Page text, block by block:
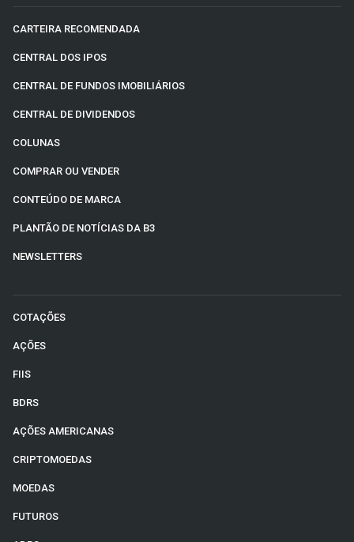
CARTEIRA RECOMENDADA
CENTRAL DOS IPOS
CENTRAL DE FUNDOS IMOBILIÁRIOS
CENTRAL DE DIVIDENDOS
COLUNAS
COMPRAR OU VENDER
CONTEÚDO DE MARCA
PLANTÃO DE NOTÍCIAS DA B3
NEWSLETTERS
COTAÇÕES
AÇÕES
FIIS
BDRS
AÇÕES AMERICANAS
CRIPTOMOEDAS
MOEDAS
FUTUROS